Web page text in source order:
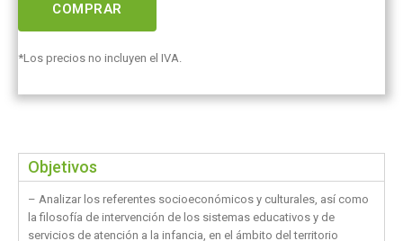
COMPRAR
*Los precios no incluyen el IVA.
Objetivos
– Analizar los referentes socioeconómicos y culturales, así como
la filosofía de intervención de los sistemas educativos y de
servicios de atención a la infancia, en el ámbito del territorio